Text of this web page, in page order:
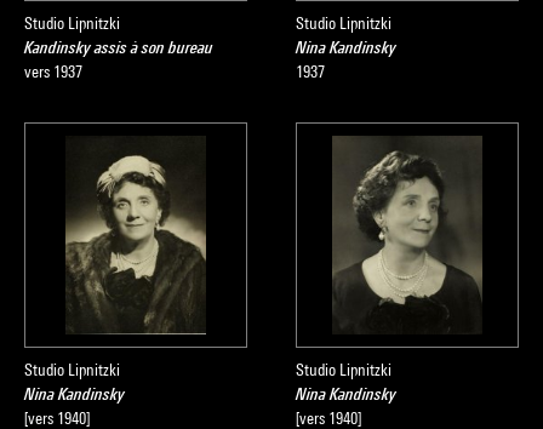
Studio Lipnitzki
Kandinsky assis à son bureau
vers 1937
Studio Lipnitzki
Nina Kandinsky
1937
Studio Lipnitzki
Nina Kandinsky
[vers 1940]
Studio Lipnitzki
Nina Kandinsky
[vers 1940]